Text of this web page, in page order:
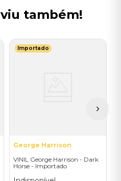
também!
Importado
George Harrison
VINIL George Harrison - Dark
Horse - Importado